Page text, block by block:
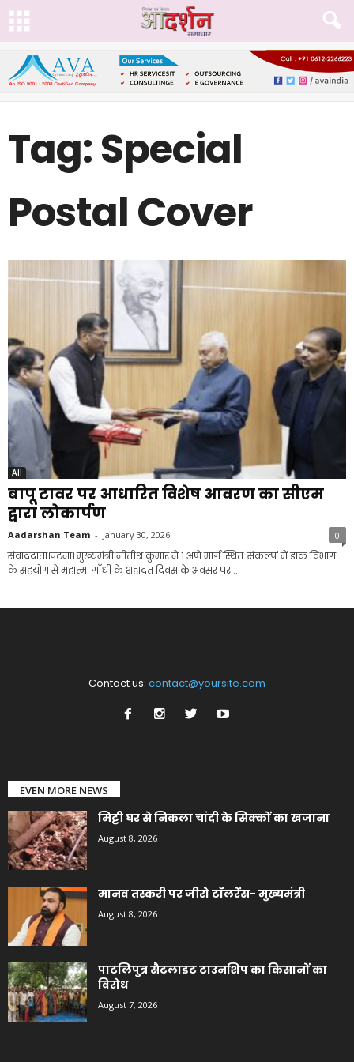
Tag: Special
Postal Cover
All
बापू टावर पर आधारित विशेष आवरण का सीएम
द्वारा लोकार्पण
Aadarshan Team - January 30, 2026 0
संवाददाता।पटना। मुख्यमंत्री नीतीश कुमार ने 1 अणे मार्ग स्थित 'संकल्प' में डाक विभाग
के सहयोग से महात्मा गाँधी के शहादत दिवस के अवसर पर...
Contact us: contact@yoursite.com
EVEN MORE NEWS
मिट्टी घर से निकला चांदी के सिक्कों का खजाना
August 8, 2026
मानव तस्करी पर जीरो टॉलरेंस- मुख्यमंत्री
August 8, 2026
पाटलिपुत्र सैटलाइट टाउनशिप का किसानों का
विरोध
August 7, 2026